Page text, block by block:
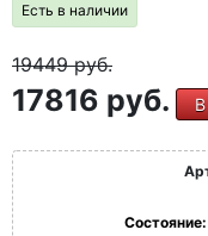
Есть в наличии
19449руб.
17816 руб. В
Состояние: